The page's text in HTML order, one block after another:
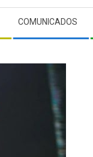
COMUNICADOS